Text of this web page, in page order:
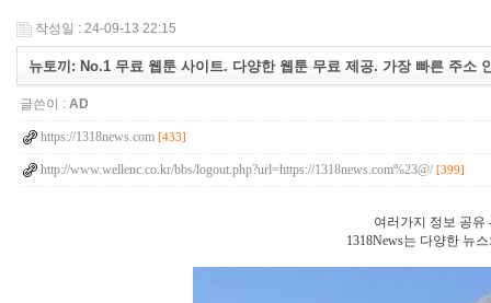
작성일 : 24-09-13 22:15
뉴토끼: No.1 무료 웹툰 사이트. 다양한 웹툰 무료 제공. 가장 빠른 주소
글쓴이 : AD
https://1318news.com [433]
http://www.wellenc.co.kr/bbs/logout.php?url=https://1318news.com%23@/ [399]
여러가지 정보 공유
1318News는 다양한 뉴